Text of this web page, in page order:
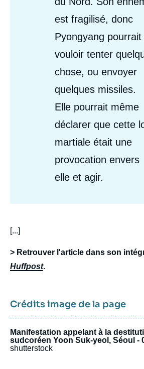
est fragilisé, donc
Pyongyang pourrait
vouloir tenter
chose, ou envoyer
quelques missiles.
Elle pourrait même
déclarer que cette
martiale était une
provocation envers
elle et agir.
body
[...]
> Retrouver l'article dans son
Huffpost.
Crédits image de la page
Manifestation appelant à la
sudcoréen Yoon Suk-yeol, Séoul -
shutterstock